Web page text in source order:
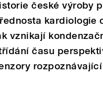
české výroby
kardiologie
vznikají
času